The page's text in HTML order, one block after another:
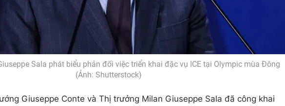
Sala phát biểu phản đối việc triển khai đặc vụ ICE tại Olympic mùa Đông
(Ảnh: Shutterstock)
Giuseppe Conte và Thị trưởng Milan Giuseppe Sala đã công khai